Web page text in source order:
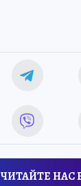
ЧИТАЙТЕ НАС